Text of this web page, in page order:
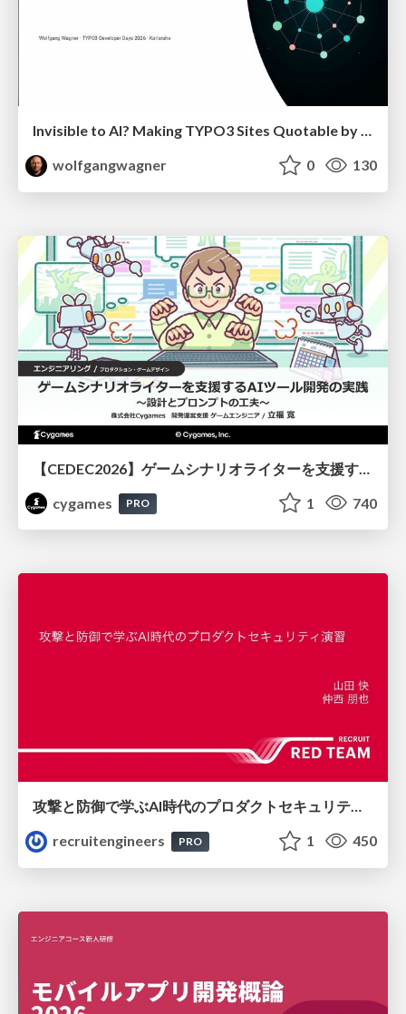
Invisible to AI? Making TYPO3 Sites Quotable by AI Search Systems
wolfgangwagner
0 130
cygames
PRO 1 740
攻撃と防御で学ぶAI時代のプロダクトセキュリティ演習
recruitengineers
PRO 1 450